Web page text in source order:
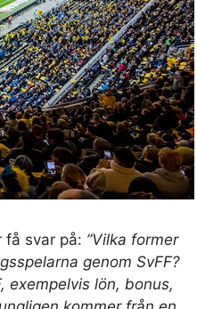
få svar på: ”Vilka former
genom SvFF?
exempelvis lön, bonus,